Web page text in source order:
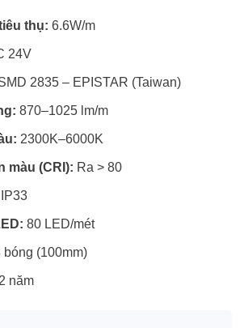
thụ: 6.6W/m
24V
2835 – EPISTAR (Taiwan)
870–1025 lm/m
2300K–6000K
màu (CRI): Ra > 80
IP33
80 LED/mét
bóng (100mm)
2 năm